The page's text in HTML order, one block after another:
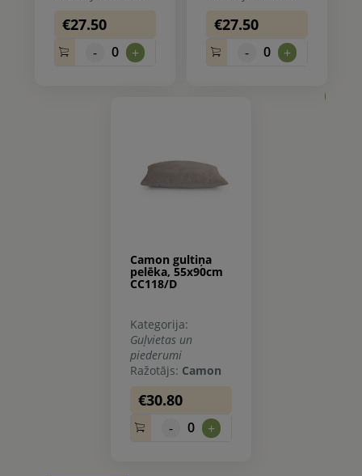
€27.50
- 0 +
€27.50
- 0 +
Camon gultiņa
pelēka, 55x90cm
CC118/D
Kategorija:
Guļvietas un
piederumi
Ražotājs: Camon
€30.80
- 0 +